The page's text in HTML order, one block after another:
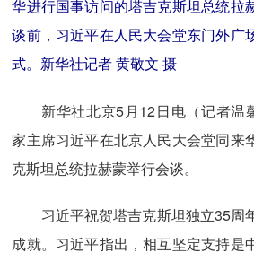
华进行国事访问的塔吉克斯坦总统拉
谈前，习近平在人民大会堂东门外广
式。新华社记者 黄敬文 摄
新华社北京5月12日电（记者温
家主席习近平在北京人民大会堂同来
克斯坦总统拉赫蒙举行会谈。
习近平祝贺塔吉克斯坦独立35周
成就。习近平指出，相互坚定支持是